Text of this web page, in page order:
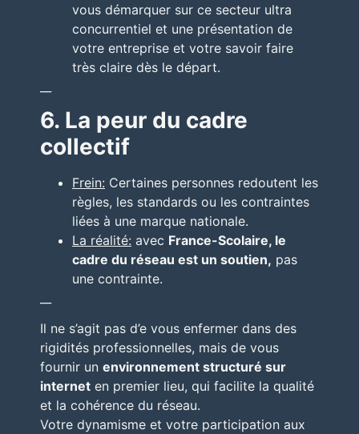
vous démarquer sur ce secteur ultra
concurrentiel et une présentation de
votre entreprise et votre savoir faire
très claire dès le départ.
6. La peur du cadre
collectif
Frein: Certaines personnes redoutent les
règles, les standards ou les contraintes
liées à une marque nationale.
La réalité: avec France-Scolaire, le
cadre du réseau est un soutien, pas
une contrainte.
Il ne s’agit pas d’e vous enfermer dans des
rigidités professionnelles, mais de vous
fournir un environnement structuré sur
internet en premier lieu, qui facilite la qualité
et la cohérence du réseau.
Votre dynamisme et votre participation aux